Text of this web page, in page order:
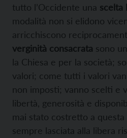
tutto l’Occidente una scelta
modalità non si elidono
arricchiscono
verginità consacrata sono
la Chiesa e per la società;
valori; come tutti i valori
non imposti; vanno scelti e
libertà, generosità e
mai stato costretto a
sempre lasciata alla libera